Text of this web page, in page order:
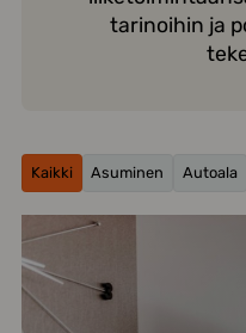
tarinoihin ja
Kaikki Asuminen Autoala